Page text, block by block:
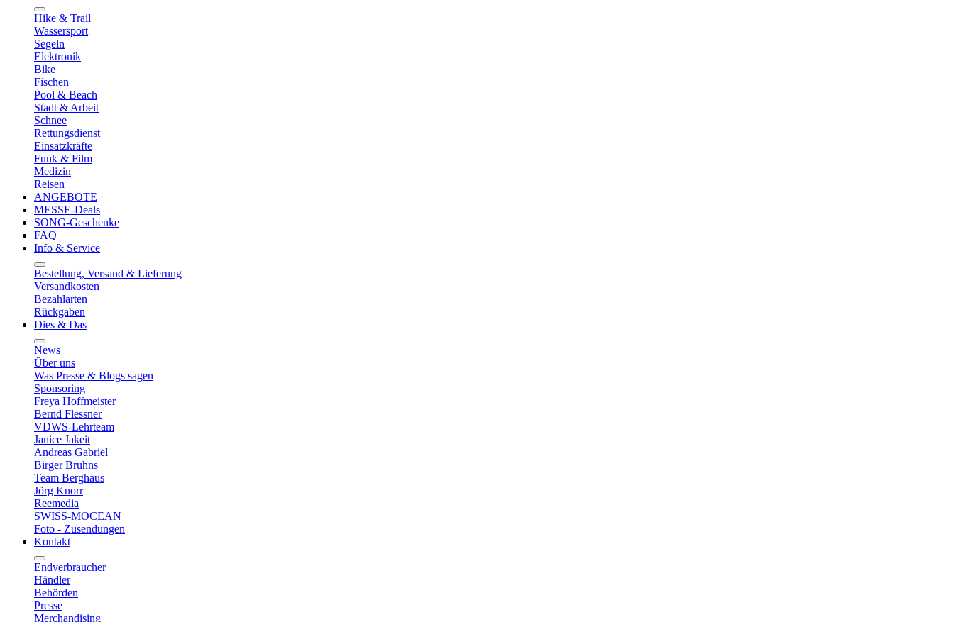
Hike & Trail
Wassersport
Segeln
Elektronik
Bike
Fischen
Pool & Beach
Stadt & Arbeit
Schnee
Rettungsdienst
Einsatzkräfte
Funk & Film
Medizin
Reisen
ANGEBOTE
MESSE-Deals
SONG-Geschenke
FAQ
Info & Service
Bestellung, Versand & Lieferung
Versandkosten
Bezahlarten
Rückgaben
Dies & Das
News
Über uns
Was Presse & Blogs sagen
Sponsoring
Freya Hoffmeister
Bernd Flessner
VDWS-Lehrteam
Janice Jakeit
Andreas Gabriel
Birger Bruhns
Team Berghaus
Jörg Knorr
Reemedia
SWISS-MOCEAN
Foto - Zusendungen
Kontakt
Endverbraucher
Händler
Behörden
Presse
Merchandising